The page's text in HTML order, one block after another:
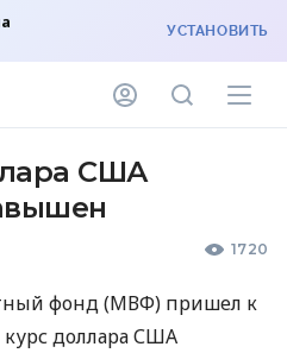
УСТАНОВИТЬ
США
1720
фонд (МВФ) пришел к
доллараСША